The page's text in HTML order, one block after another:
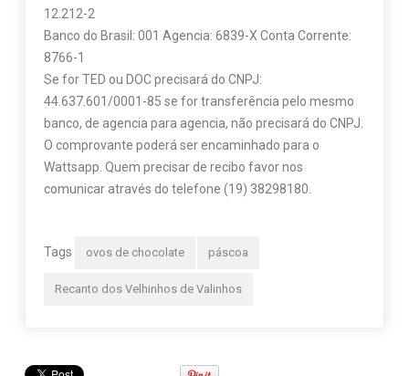
12.212-2
Banco do Brasil: 001 Agencia: 6839-X Conta Corrente:
8766-1
Se for TED ou DOC precisará do CNPJ:
44.637.601/0001-85 se for transferência pelo mesmo
banco, de agencia para agencia, não precisará do CNPJ.
O comprovante poderá ser encaminhado para o
Wattsapp. Quem precisar de recibo favor nos
comunicar através do telefone (19) 38298180.
Tags ovos de chocolate páscoa
Recanto dos Velhinhos de Valinhos